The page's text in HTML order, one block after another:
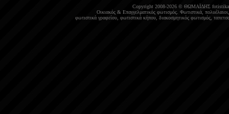
Copyright 2008-2026 © ΘΩΜΑΪΔΗΣ
Οικιακός& Επαγγελματικός φωτισμός. Φωτιστικά, πολυέλαιοι
φωτιστικά γραφείου, φωτιστικά κήπου, διακοσμητικός φωτισμός,